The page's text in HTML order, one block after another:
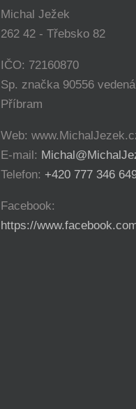
Michal Ježek
262 42 - Třebsko 82
IČO: 72160870
Sp. značka 90556
Příbram
Web:
E-mail:
Telefon: +420 777 346
Facebook:
https://